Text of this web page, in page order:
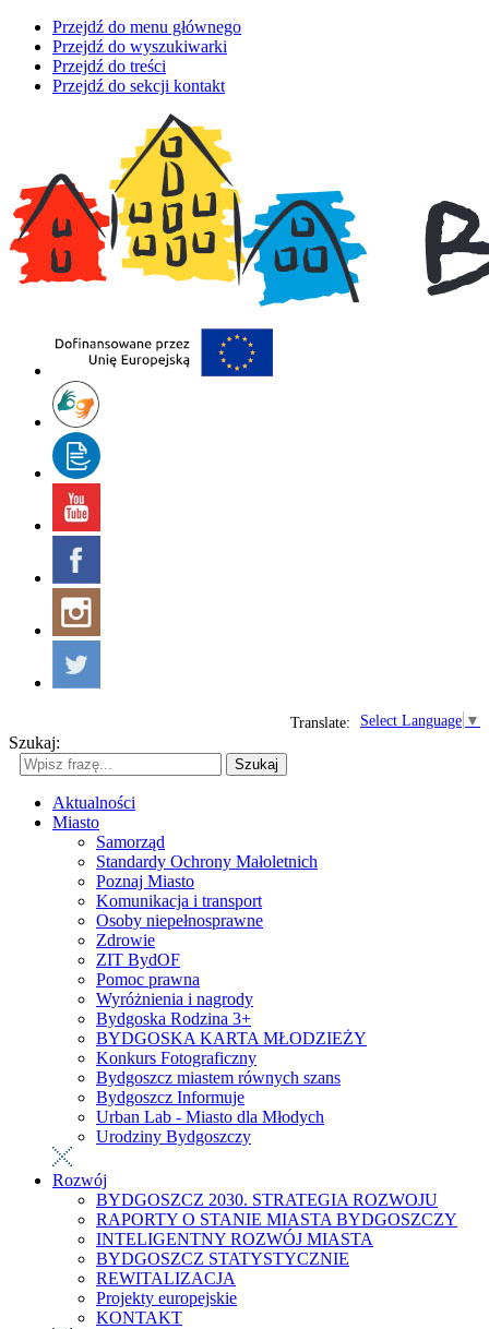
Przejdź do menu głównego
Przejdź do wyszukiwarki
Przejdź do treści
Przejdź do sekcji kontakt
Select Language ▼
Translate:
Szukaj:
Szukaj
Aktualności
Miasto
Samorząd
Standardy Ochrony Małoletnich
Poznaj Miasto
Komunikacja i transport
Osoby niepełnosprawne
Zdrowie
ZIT BydOF
Pomoc prawna
Wyróżnienia i nagrody
Bydgoska Rodzina 3+
BYDGOSKA KARTA MŁODZIEŻY
Konkurs Fotograficzny
Bydgoszcz miastem równych szans
Bydgoszcz Informuje
Urban Lab - Miasto dla Młodych
Urodziny Bydgoszczy
Rozwój
BYDGOSZCZ 2030. STRATEGIA ROZWOJU
RAPORTY O STANIE MIASTA BYDGOSZCZY
INTELIGENTNY ROZWÓJ MIASTA
BYDGOSZCZ STATYSTYCZNIE
REWITALIZACJA
Projekty europejskie
KONTAKT